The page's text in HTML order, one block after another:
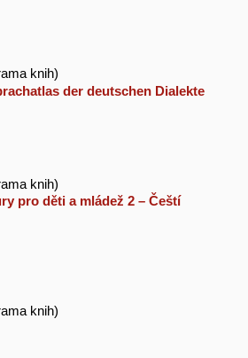
knih)
der deutschen Dialekte
knih)
pro děti a mládež 2 – Čeští
knih)